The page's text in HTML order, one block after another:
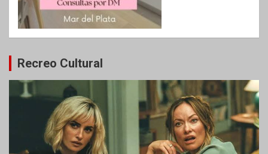
Recreo Cultural